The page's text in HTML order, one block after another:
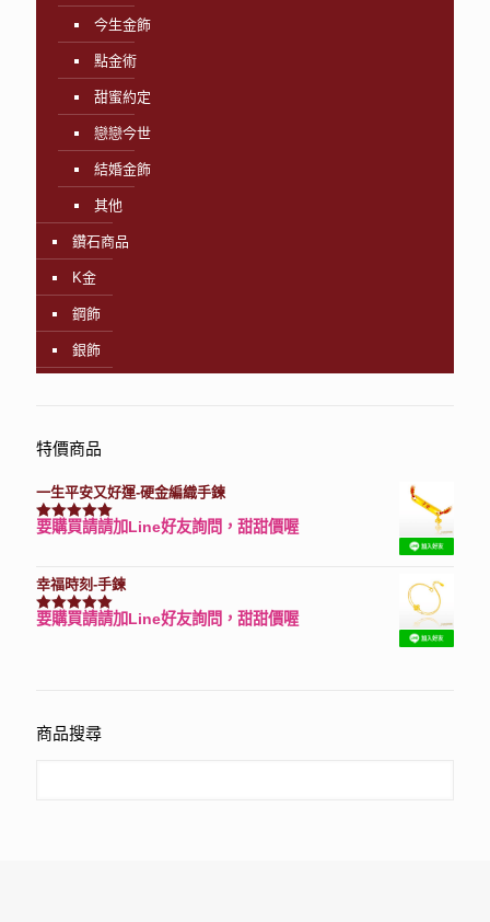
今生金飾
點金術
甜蜜約定
戀戀今世
結婚金飾
其他
鑽石商品
K金
鋼飾
銀飾
特價商品
一生平安又好運-硬金編織手鍊
評分7740滿分 5
要購買請請加Line好友詢問，甜甜價喔
幸福時刻-手鍊
評分3150滿分 5
要購買請請加Line好友詢問，甜甜價喔
商品搜尋